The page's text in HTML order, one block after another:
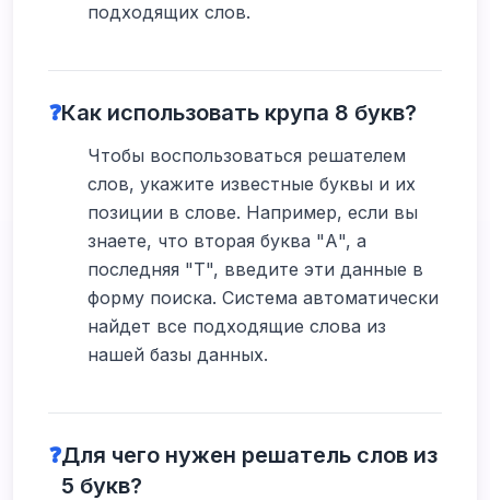
подходящих слов.
❓Как использовать крупа 8 букв?
Чтобы воспользоваться решателем
слов, укажите известные буквы и их
позиции в слове. Например, если вы
знаете, что вторая буква "А", а
последняя "Т", введите эти данные в
форму поиска. Система автоматически
найдет все подходящие слова из
нашей базы данных.
❓Для чего нужен решатель слов из
5 букв?